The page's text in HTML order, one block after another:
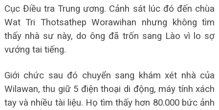
Cục Điều tra Trung ương. Cảnh sát lúc đó đến chùa
Wat Tri Thotsathep Worawihan nhưng không tìm
thấy nhà sư này, do ông đã trốn sang Lào vì lo sợ
vướng tai tiếng.
Giới chức sau đó chuyển sang khám xét nhà của
Wilawan, thu giữ 5 điện thoại di động, máy tính xách
tay và nhiều tài liệu. Họ tìm thấy hơn 80.000 bức ảnh